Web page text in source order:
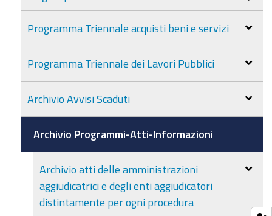
Programma Triennale acquisti beni e servizi
Programma Triennale dei Lavori Pubblici
Archivio Avvisi Scaduti
Archivio Programmi-Atti-Informazioni
Archivio atti delle amministrazioni
aggiudicatrici e degli enti aggiudicatori
distintamente per ogni procedura